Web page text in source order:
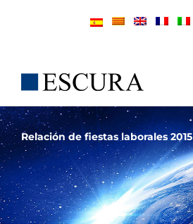
Relación de fiestas laborales 2015